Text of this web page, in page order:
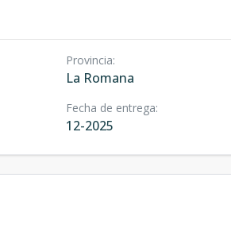
Provincia:
La Romana
Fecha de entrega:
12-2025